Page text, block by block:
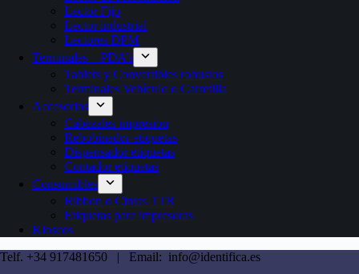
Lector Fijo
Lector industrial
Lectores DPM
Terminales – PDA’s
Tablets y Convertibles robustos
Terminales Vehículo o Carretilla
Accesorios
Cabezales impresion
Rebobinador etiquetas
Dispensador etiquetas
Contador etiquetas
Consumibles
Ribbon o Cintas TTR
Etiquetas para impresoras
Kioscos
Telf. +34 917481650 | Email: info@identifica.es